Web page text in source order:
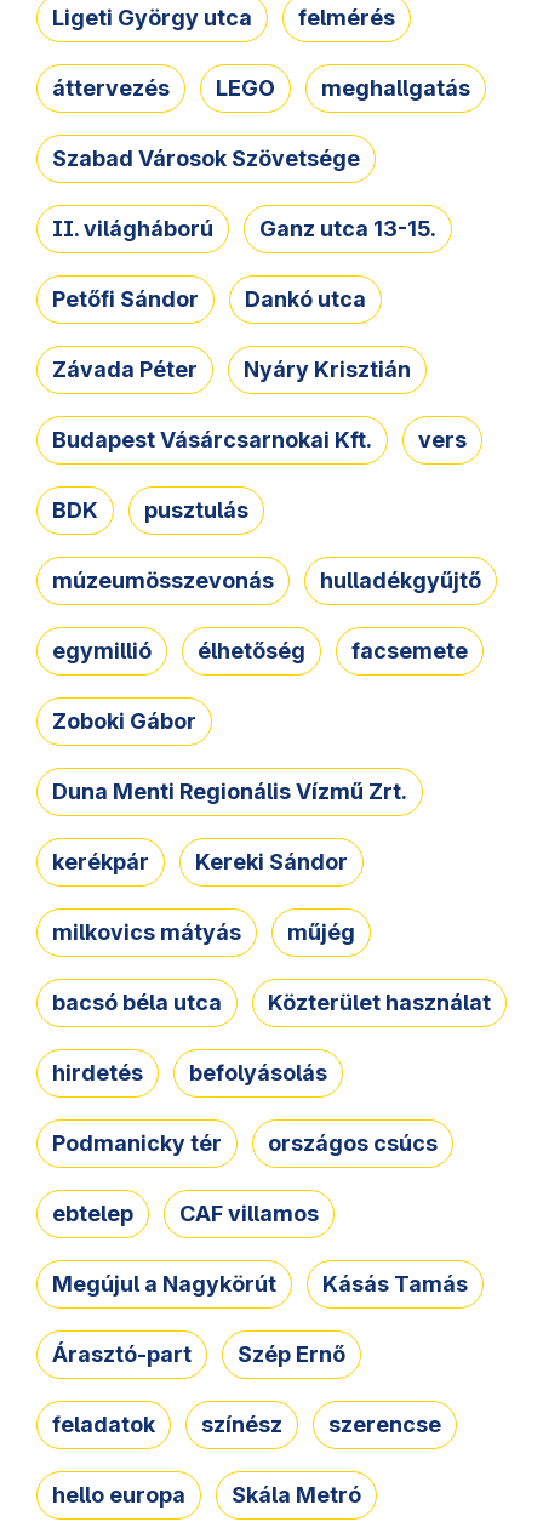
Ligeti György utca felmérés
áttervezés LEGO meghallgatás
Szabad Városok Szövetsége
II. világháború Ganz utca 13-15.
Petőfi Sándor Dankó utca
Závada Péter Nyáry Krisztián
Budapest Vásárcsarnokai Kft. vers
BDK pusztulás
múzeumösszevonás hulladékgyűjtő
egymillió élhetőség facsemete
Zoboki Gábor
Duna Menti Regionális Vízmű Zrt.
kerékpár Kereki Sándor
milkovics mátyás műjég
bacsó béla utca Közterület használat
hirdetés befolyásolás
Podmanicky tér országos csúcs
ebtelep CAF villamos
Megújul a Nagykörút Kásás Tamás
Árasztó-part Szép Ernő
feladatok színész szerencse
hello europa Skála Metró